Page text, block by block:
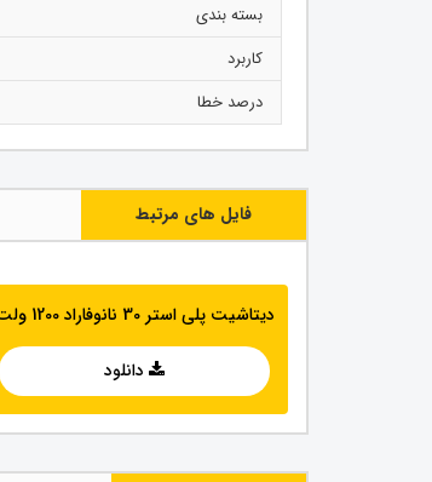
بسته بندی
کاربرد
درصد خطا
فایل های مرتبط
دیتاشیت پلی استر 30 نانوفاراد 1200 ولت
دانلود